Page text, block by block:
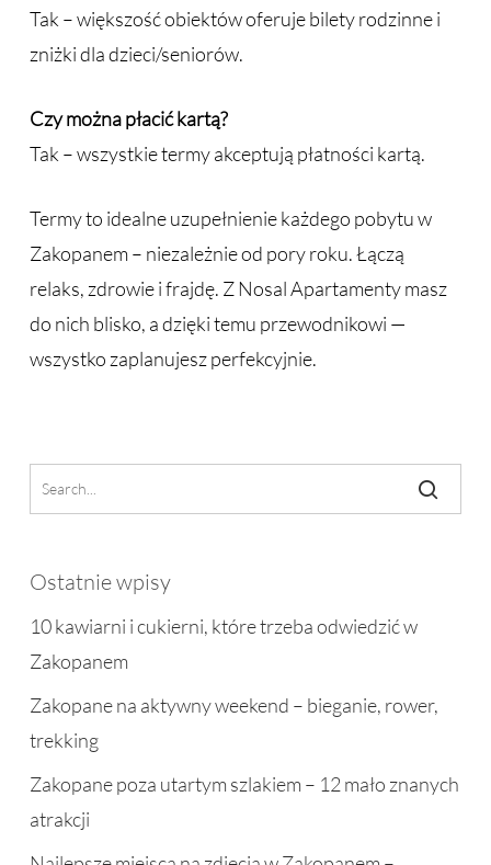
Tak – większość obiektów oferuje bilety rodzinne i
zniżki dla dzieci/seniorów.
Czy można płacić kartą?
Tak – wszystkie termy akceptują płatności kartą.
Termy to idealne uzupełnienie każdego pobytu w
Zakopanem – niezależnie od pory roku. Łączą
relaks, zdrowie i frajdę. Z Nosal Apartamenty masz
do nich blisko, a dzięki temu przewodnikowi —
wszystko zaplanujesz perfekcyjnie.
Ostatnie wpisy
10 kawiarni i cukierni, które trzeba odwiedzić w
Zakopanem
Zakopane na aktywny weekend – bieganie, rower,
trekking
Zakopane poza utartym szlakiem – 12 mało znanych
atrakcji